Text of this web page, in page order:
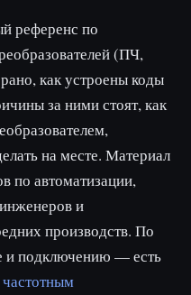
референс по
(ПЧ,
как устроены коды
за ними стоят, как
на месте. Материал
по автоматизации,
и
производств. По
подключению — есть